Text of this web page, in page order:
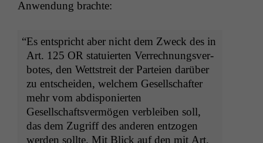
Anwen­dung brachte:
“Es entspricht aber nicht dem Zweck des in
Art. 125 OR sta­tu­ierten Ver­rech­nungsver­
botes, den Wettstre­it der Parteien darüber
zu entschei­den, welchem Gesellschafter
mehr vom abdisponierten
Gesellschaftsver­mö­gen verbleiben soll,
das dem Zugriff des anderen ent­zo­gen
wer­den sollte. Mit Blick auf den mit Art.